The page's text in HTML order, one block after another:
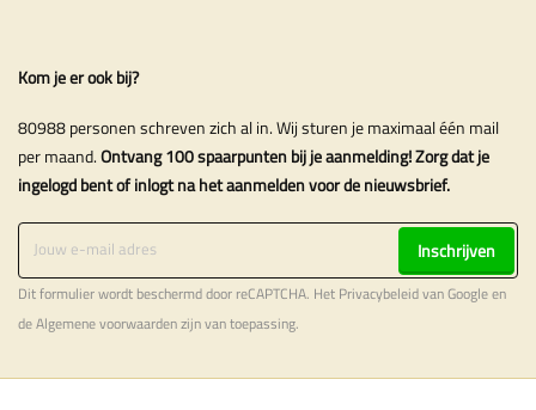
Kom je er ook bij?
80988 personen schreven zich al in. Wij sturen je maximaal één mail
per maand.Ontvang 100 spaarpunten bij je aanmelding! Zorg dat je
ingelogd bent of inlogt na het aanmelden voor de nieuwsbrief.
Inschrijven
Dit formulier wordt beschermd door reCAPTCHA. Het Privacybeleidvan Google en
deAlgemene voorwaardenzijn van toepassing.